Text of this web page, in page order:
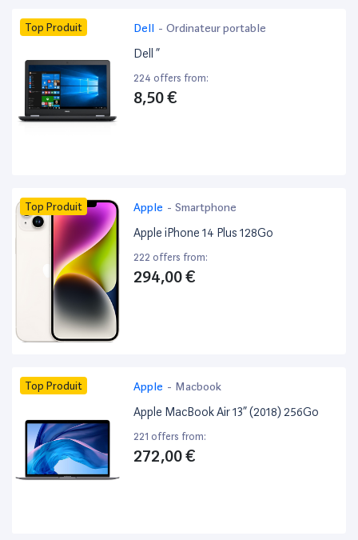
Top Produit Dell - Ordinateur portable
Dell ”
224 offers from:
8,50 €
Top Produit Apple - Smartphone
Apple iPhone 14 Plus 128Go
222 offers from:
294,00 €
Top Produit Apple - Macbook
Apple MacBook Air 13” (2018) 256Go
221 offers from:
272,00 €